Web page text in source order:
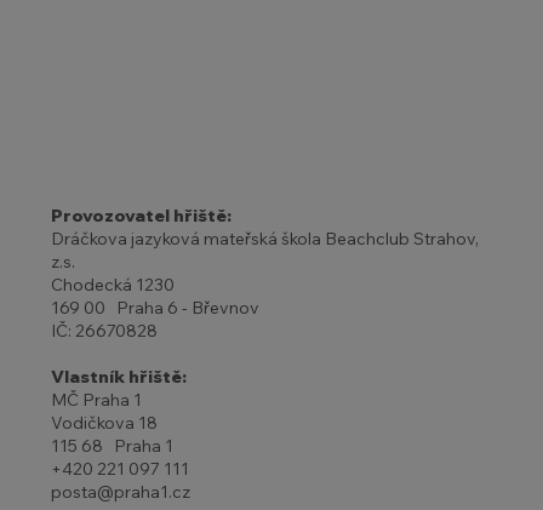
Provozovatel hřiště:
Dráčkova jazyková mateřská škola Beachclub Strahov,
z.s.
Chodecká 1230
169 00 Praha 6 - Břevnov
IČ: 26670828
Vlastník hřiště:
MČ Praha 1
Vodičkova 18
115 68 Praha 1
+420 221 097 111
posta@praha1.cz